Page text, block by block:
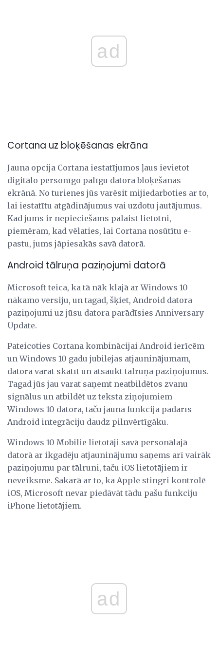
ad
Cortana uz bloķēšanas ekrāna
Jauna opcija Cortana iestatījumos ļaus ievietot
digitālo personīgo palīgu datora bloķēšanas
ekrānā. No turienes jūs varēsit mijiedarboties ar to,
lai iestatītu atgādinājumus vai uzdotu jautājumus.
Kad jums ir nepieciešams palaist lietotni,
piemēram, kad vēlaties, lai Cortana nosūtītu e-
pastu, jums jāpiesakās savā datorā.
Android tālruņa paziņojumi datorā
Microsoft teica, ka tā nāk klajā ar Windows 10
nākamo versiju, un tagad, šķiet, Android datora
paziņojumi uz jūsu datora parādīsies Anniversary
Update.
Pateicoties Cortana kombinācijai Android ierīcēm
un Windows 10 gadu jubilejas atjauninājumam,
datorā varat skatīt un atsaukt tālruņa paziņojumus.
Tagad jūs jau varat saņemt neatbildētos zvanu
signālus un atbildēt uz teksta ziņojumiem
Windows 10 datorā, taču jaunā funkcija padarīs
Android integrāciju daudz pilnvērtīgāku.
Windows 10 Mobilie lietotāji savā personālajā
datorā ar ikgadēju atjauninājumu saņems arī vairāk
paziņojumu par tālruni, taču iOS lietotājiem ir
neveiksme. Sakarā ar to, ka Apple stingri kontrolē
iOS, Microsoft nevar piedāvāt tādu pašu funkciju
iPhone lietotājiem.
ad